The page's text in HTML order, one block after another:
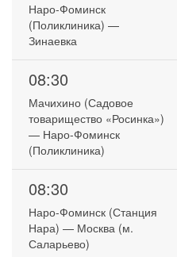
Наро-Фоминск
(Поликлиника) —
Зинаевка
08:30
Мачихино (Садовое
товарищество «Росинка»)
— Наро-Фоминск
(Поликлиника)
08:30
Наро-Фоминск (Станция
Нара) — Москва (м.
Саларьево)